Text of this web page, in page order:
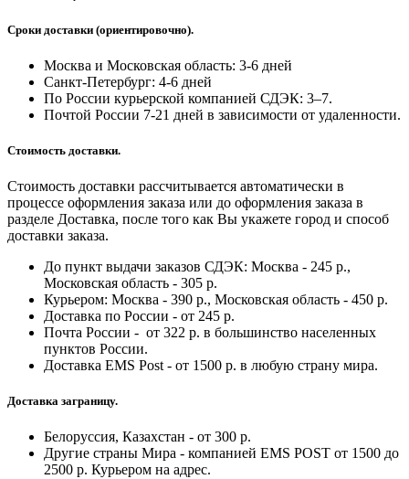
Сроки доставки (ориентировочно).
Москва и Московская область: 3-6 дней
Санкт-Петербург: 4-6 дней
По России курьерской компанией СДЭК: 3–7.
Почтой России 7-21 дней в зависимости от удаленности.
Стоимость доставки.
Стоимость доставки рассчитывается автоматически в
процессе оформления заказа или до оформления заказа в
разделе Доставка, после того как Вы укажете город и способ
доставки заказа.
До пункт выдачи заказов СДЭК: Москва - 245 р.,
Московская область - 305 р.
Курьером: Москва - 390 р., Московская область - 450 р.
Доставка по России - от 245 р.
Почта России - от 322 р. в большинство населенных
пунктов России.
Доставка EMS Post - от 1500 р. в любую страну мира.
Доставка заграницу.
Белоруссия, Казахстан - от 300 р.
Другие страны Мира - компанией EMS POST от 1500 до
2500 р. Курьером на адрес.